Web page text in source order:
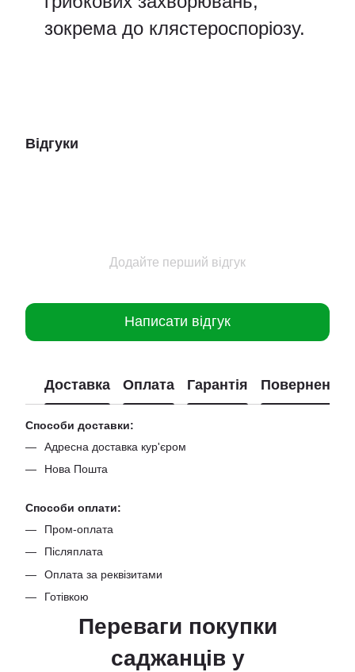
зокрема до клястероспоріозу.
Відгуки
Додайте перший відгук
Написати відгук
Доставка Оплата Гарантія Повернення
Способи доставки:
Адресна доставка кур'єром
Нова Пошта
Способи оплати:
Пром-оплата
Післяплата
Оплата за реквізитами
Готівкою
Переваги покупки
саджанців у